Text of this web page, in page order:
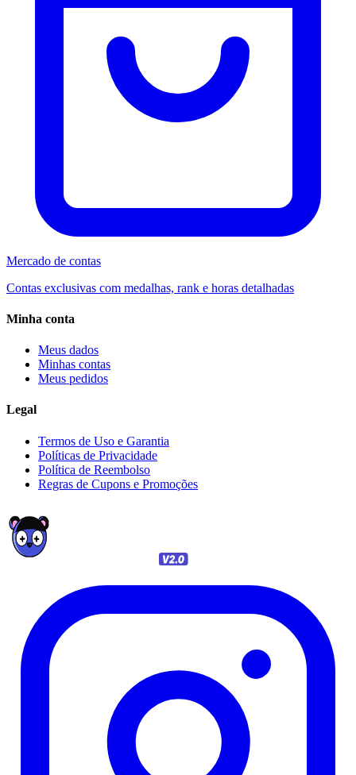
Mercado de contas
Contas exclusivas com medalhas, rank e horas detalhadas
Minha conta
Meus dados
Minhas contas
Meus pedidos
Legal
Termos de Uso e Garantia
Políticas de Privacidade
Política de Reembolso
Regras de Cupons e Promoções